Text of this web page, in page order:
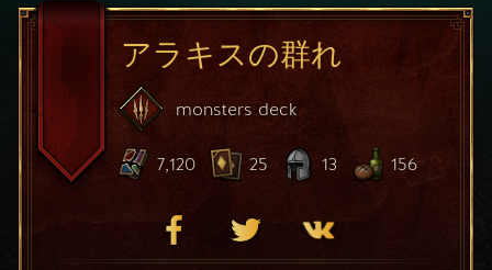
アラキスの群れ
monsters deck
7,120 25 13 156